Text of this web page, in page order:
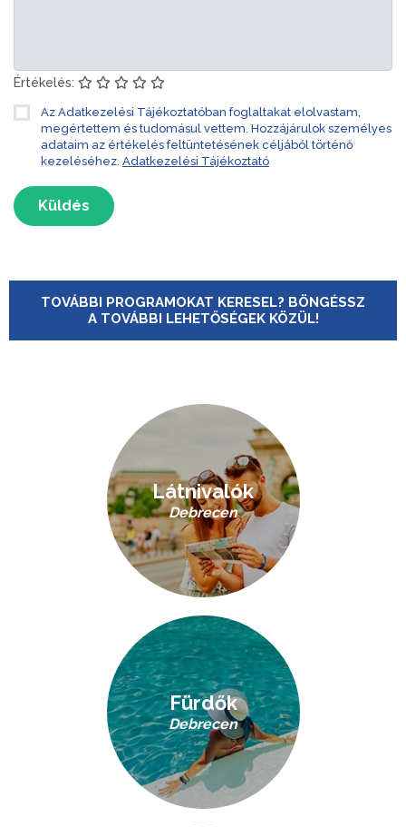
Értékelés:
Az Adatkezelési Tájékoztatóban foglaltakat elolvastam,
megértettem és tudomásul vettem. Hozzájárulok személyes
adataim az értékelés feltüntetésének céljából történő
kezeléséhez. Adatkezelési Tájékoztató
Küldés
TOVÁBBI PROGRAMOKAT KERESEL? BÖNGÉSSZ
A TOVÁBBI LEHETŐSÉGEK KÖZÜL!
Látnivalók
Debrecen
Fürdők
Debrecen